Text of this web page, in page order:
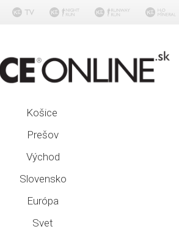
Košice
Prešov
Východ
Slovensko
Európa
Svet